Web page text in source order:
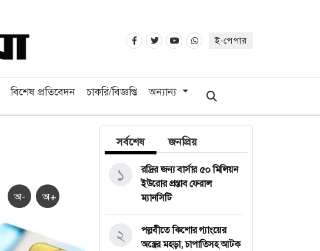
ই-পেপার
বিশেষ প্রতিবেদন চাকরি/বিজ্ঞপ্তি অন্যান্য
অ- অ+
সর্বশেষ জনপ্রিয়
রদ্রির জন্য বার্সার ৫০ মিলিয়ন
ইউরোর প্রস্তাব ফেরাল
ম্যানসিটি
১
পল্লবীতে কিশোর গ্যাংয়ের
অস্ত্রের মহড়া, চাপাতিসহ আটক
২